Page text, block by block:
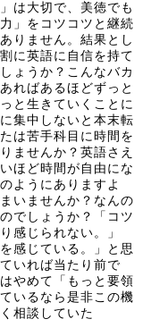
は大切で、美徳でも
」をコツコツと継続
りません。結果とし
に英語に自信を持て
ょうか？こんなバカ
ればあるほどずっと
と生きていくことに
集中しないと本末転
は苦手科目に時間を
ませんか？英語さえ
ほど時間が自由にな
ようにありますよ
いませんか？なんの
でしょうか？「コツ
感じられない。」
感じている。」と思
いれば当たり前で
やめて「もっと要領
いるなら是非この機
相談していた